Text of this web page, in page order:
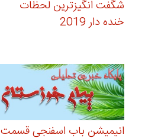
شگفت انگیزترین لحظات
خنده دار 2019
انیمیشن باب اسفنجی قسمت